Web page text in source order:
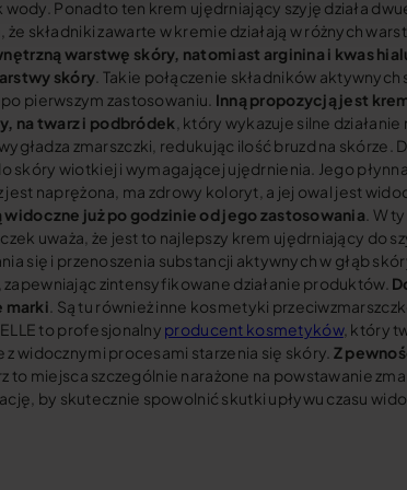
Ponadto ten krem ujędrniający szyję działa
że składniki zawarte w kremie działają w różnych
warstwę skóry, natomiast arginina i kwas
skóry . Takie połączenie składników
pierwszym zastosowaniu. Inną propozycją jest
na twarz i podbródek , który wykazuje silne
zmarszczki, redukując ilość bruzd na
skóry wiotkiej i wymagającej ujędrnienia. Jego
naprężona, ma zdrowy koloryt, a jej owal jest
już po godzinie od jego zastosowania . W
uważa, że jest to najlepszy krem ujędrniający do
się i przenoszenia substancji aktywnych w głąb
zintensyfikowane działanie produktów.
marki . Są tu również inne kosmetyki
to profesjonalny producent kosmetyków, który
widocznymi procesami starzenia się skóry. Z
to miejsca szczególnie narażone na powstawanie
by skutecznie spowolnić skutki upływu czasu